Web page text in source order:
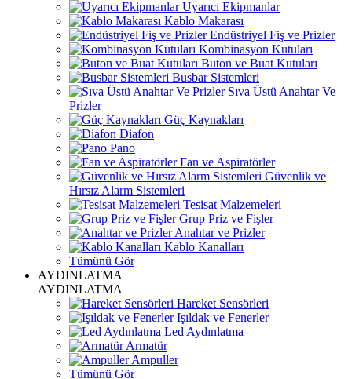
Uyarıcı Ekipmanlar
Kablo Makarası
Endüstriyel Fiş ve Prizler
Kombinasyon Kutuları
Buton ve Buat Kutuları
Busbar Sistemleri
Sıva Üstü Anahtar Ve
Prizler
Güç Kaynakları
Diafon
Pano
Fan ve Aspiratörler
Güvenlik ve
Hırsız Alarm Sistemleri
Tesisat Malzemeleri
Grup Priz ve Fişler
Anahtar ve Prizler
Kablo Kanalları
Tümünü Gör
AYDINLATMA
AYDINLATMA
Hareket Sensörleri
Işıldak ve Fenerler
Led Aydınlatma
Armatür
Ampuller
Tümünü Gör